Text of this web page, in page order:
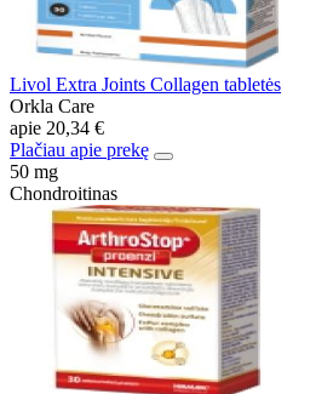
Livol Extra Joints Collagen tabletės
Orkla Care
apie 20,34 €
Plačiau apie prekę
50 mg
Chondroitinas